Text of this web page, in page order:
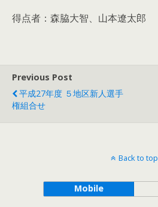
得点者：森脇大智、山本遼太郎
Previous Post
平成27年度 ５地区新人選手
権組合せ
Back to top
Mobile